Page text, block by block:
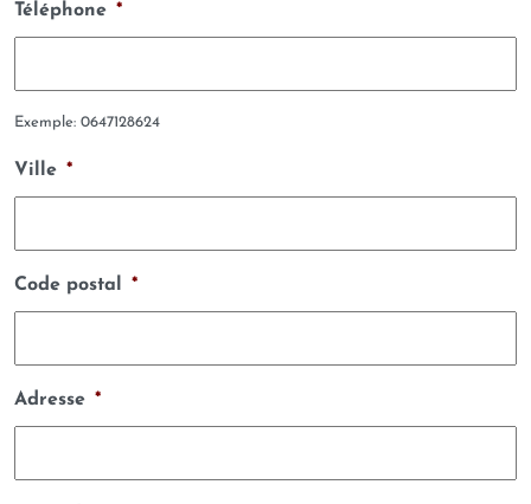
Téléphone *
Exemple: 0647128624
Ville *
Code postal *
Adresse *